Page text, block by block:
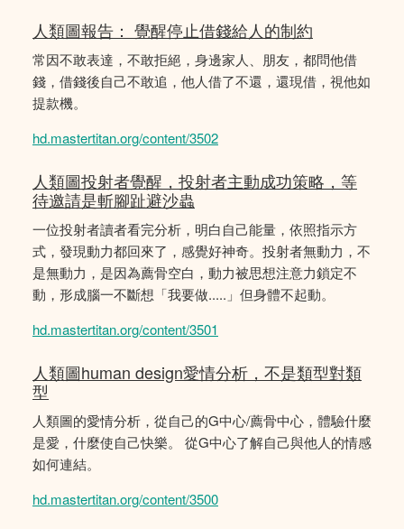
人類圖報告： 覺醒停止借錢給人的制約
常因不敢表達，不敢拒絕，身邊家人、朋友，都問他借
錢，借錢後自己不敢追，他人借了不還，還現借，視他如
提款機。
hd.mastertitan.org/content/3502
人類圖投射者覺醒，投射者主動成功策略，等
待邀請是斬腳趾避沙蟲
一位投射者讀者看完分析，明白自己能量，依照指示方
式，發現動力都回來了，感覺好神奇。投射者無動力，不
是無動力，是因為薦骨空白，動力被思想注意力鎖定不
動，形成腦一不斷想「我要做.....」但身體不起動。
hd.mastertitan.org/content/3501
人類圖human design愛情分析，不是類型對類
型
人類圖的愛情分析，從自己的G中心/薦骨中心，體驗什麼
是愛，什麼使自己快樂。 從G中心了解自己與他人的情感
如何連結。
hd.mastertitan.org/content/3500